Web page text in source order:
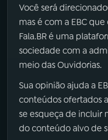
Você será
mas é com a EBC
Fala.BR é uma
sociedade com a
meio das Ouvidorias.
Sua opinião ajuda a
conteúdos ofertados
se esqueça de incluir
do conteúdo alvo de